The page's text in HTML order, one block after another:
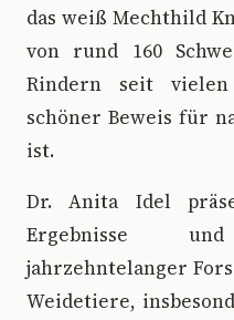
das weiß Mechthild
von rund 160
Rindern seit
schöner Beweis für
ist.
Dr. Anita Idel
Ergebnisse und
jahrzehntelanger
Weidetiere,